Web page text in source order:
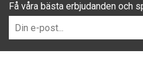
Få våra bästa erbjudanden och